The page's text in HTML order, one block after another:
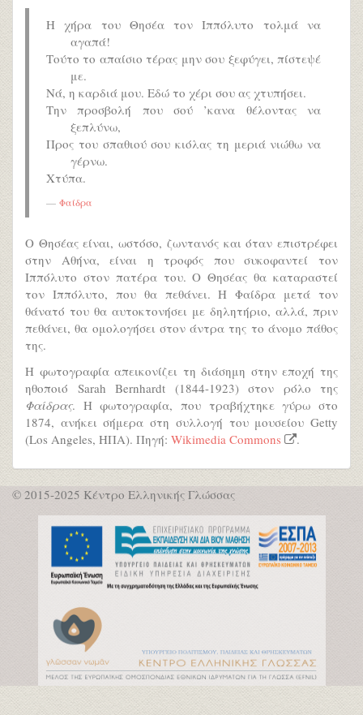
Η χήρα του Θησέα τον Ιππόλυτο τολμά να
αγαπά!
Τούτο το απαίσιο τέρας μην σου ξεφύγει, πίστεψέ
με.
Νά, η καρδιά μου. Εδώ το χέρι σου ας χτυπήσει.
Την προσβολή που σού ’κανα θέλοντας να
ξεπλύνω,
Προς του σπαθιού σου κιόλας τη μεριά νιώθω να
γέρνω.
Χτύπα.
Φαίδρα
Ο Θησέας είναι, ωστόσο, ζωντανός και όταν επιστρέφει
στην Αθήνα, είναι η τροφός που συκοφαντεί τον
Ιππόλυτο στον πατέρα του. Ο Θησέας θα καταραστεί
τον Ιππόλυτο, που θα πεθάνει. Η Φαίδρα μετά τον
θάνατό του θα αυτοκτονήσει με δηλητήριο, αλλά, πριν
πεθάνει, θα ομολογήσει στον άντρα της το άνομο πάθος
της.
H φωτογραφία απεικονίζει τη διάσημη στην εποχή της
ηθοποιό Sarah Bernhardt (1844-1923) στον ρόλο της
Φαίδρας. Η φωτογραφία, που τραβήχτηκε γύρω στο
1874, ανήκει σήμερα στη συλλογή του μουσείου Getty
(Los Angeles, ΗΠΑ). Πηγή: Wikimedia Commons .
© 2015-2025 Κέντρο Ελληνικής Γλώσσας